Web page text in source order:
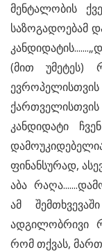
მენტალობის
საზოგადოებამ
(მით უმეტეს)
კანდიდატი
ფინანსურად,
აბა
ამ
ადგილობრივი
რომ თქვას,